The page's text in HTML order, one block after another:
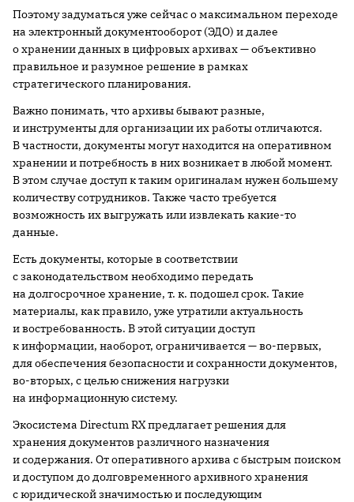
Поэтому задуматься уже сейчас о максимальном переходе
на электронный документооборот (ЭДО) и далее
о хранении данных в цифровых архивах — объективно
правильное и разумное решение в рамках
стратегического планирования.
Важно понимать, что архивы бывают разные,
и инструменты для организации их работы отличаются.
В частности, документы могут находится на оперативном
хранении и потребность в них возникает в любой момент.
В этом случае доступ к таким оригиналам нужен большему
количеству сотрудников. Также часто требуется
возможность их выгружать или извлекать какие-то
данные.
Есть документы, которые в соответствии
с законодательством необходимо передать
на долгосрочное хранение, т. к. подошел срок. Такие
материалы, как правило, уже утратили актуальность
и востребованность. В этой ситуации доступ
к информации, наоборот, ограничивается — во-первых,
для обеспечения безопасности и сохранности документов,
во-вторых, с целью снижения нагрузки
на информационную систему.
Экосистема Directum RX предлагает решения для
хранения документов различного назначения
и содержания. От оперативного архива с быстрым поиском
и доступом до долговременного архивного хранения
с юридической значимостью и последующим